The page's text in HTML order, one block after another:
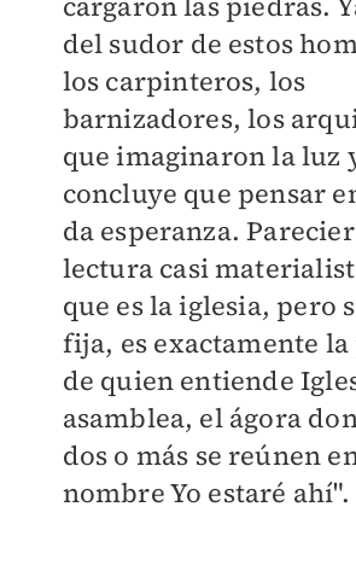
del sudor de estos
los carpinteros, los
barnizadores, los
que imaginaron la luz
concluye que pensar
da esperanza.
lectura casi
que es la iglesia, pero
fija, es exactamente
de quien entiende
asamblea, el ágora
dos o más se reúnen
nombre Yo estaré ahí".